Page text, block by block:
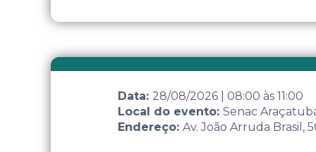
Data: 28/08/2026 08:00 às 11:00
Local do evento: Senac
Endereço: Av. João Arruda Brasil,